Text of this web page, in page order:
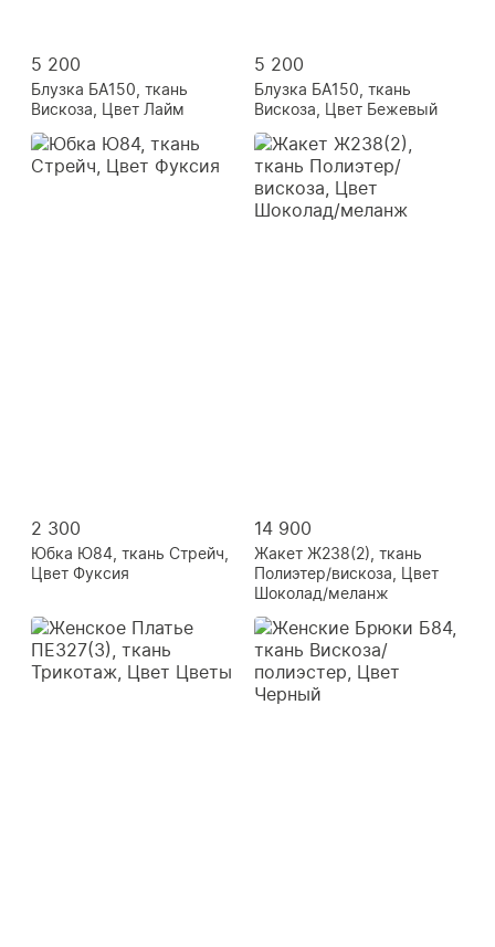
5 200
Блузка БА150, ткань
Вискоза, Цвет Лайм
5 200
Блузка БА150, ткань
Вискоза, Цвет Бежевый
2 300
Юбка Ю84, ткань Стрейч,
Цвет Фуксия
14 900
Жакет Ж238(2), ткань
Полиэтер/вискоза, Цвет
Шоколад/меланж